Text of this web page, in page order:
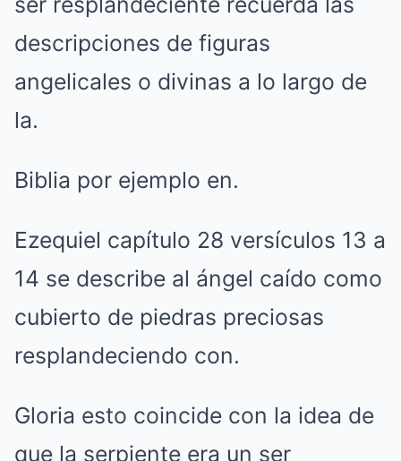
descripciones de figuras
angelicales o divinas a lo largo de
la.
Biblia por ejemplo en.
Ezequiel capítulo 28 versículos 13 a
14 se describe al ángel caído como
cubierto de piedras preciosas
resplandeciendo con.
Gloria esto coincide con la idea de
que la serpiente era un ser